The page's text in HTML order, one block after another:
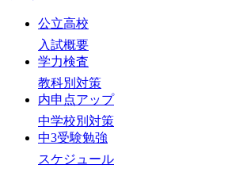
公立高校
入試概要
学力検査
教科別対策
内申点アップ
中学校別対策
中3受験勉強
スケジュール